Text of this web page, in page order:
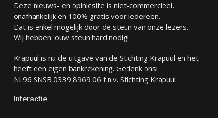
Deze nieuws- en opiniesite is niet-commercieel,
onafhankelijk en 100% gratis voor iedereen.
Dat is enkel mogelijk door de steun van onze lezers.
Wij hebben jouw steun hard nodig!
Krapuul is nu de uitgave van de Stichting Krapuul en het
heeft een eigen bankrekening. Gedenk ons!
NL96 SNSB 0339 8969 06 t.n.v. Stichting Krapuul
Interactie